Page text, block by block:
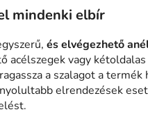
mindenki elbír
és elvégezhető
acélszegek vagy
a szalagot a
elrendezések